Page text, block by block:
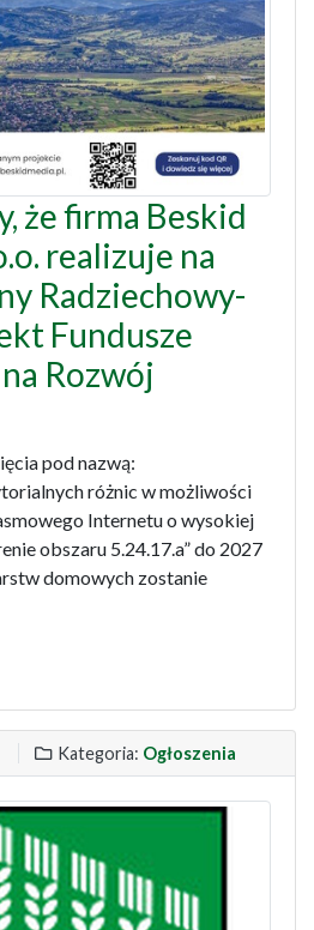
że firma Beskid
realizuje na
Radziechowy-
Fundusze
Rozwój
pod nazwą:
różnic w możliwości
Internetu o wysokiej
obszaru 5.24.17.a” do 2027
domowych zostanie
Kategoria: Ogłoszenia